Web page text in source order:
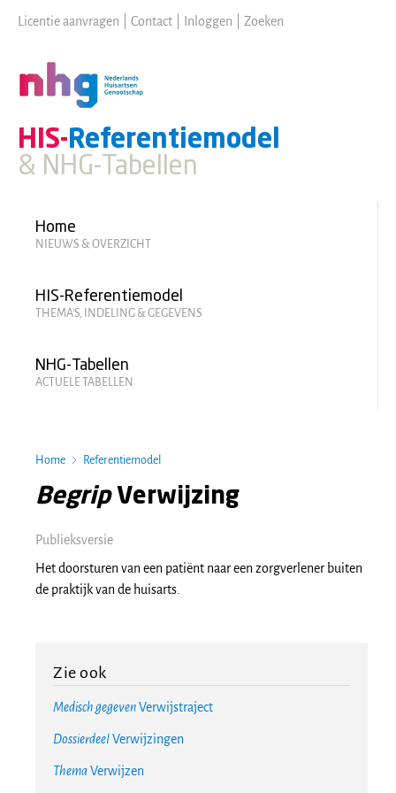
content
Licentie aanvragen Contact Inloggen Zoeken
HIS-Referentiemodel
& NHG-Tabellen
Home
NIEUWS & OVERZICHT
HIS-Referentiemodel
THEMA'S, INDELING & GEGEVENS
NHG-Tabellen
ACTUELE TABELLEN
Home Referentiemodel
Begrip Verwijzing
Publieksversie
Het doorsturen van een patiënt naar een zorgverlener buiten
de praktijk van de huisarts.
Zie ook
Medisch gegevenVerwijstraject
DossierdeelVerwijzingen
ThemaVerwijzen